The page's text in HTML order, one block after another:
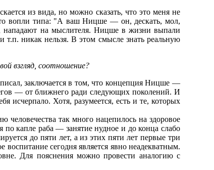
из вида, но можно сказать, что это меня не
то вопли типа: "А ваш Ницше — он, дескать, мол,
нападают на мыслителя. Ницше в жизни выпали
т.п. никак нельзя. В этом смысле знать реальную
взгляд, соотношение?
заключается в том, что концепция Ницше —
— от ближнего ради следующих поколений. И
исчерпало. Хотя, разумеется, есть и те, которых
так много нацепилось на здоровое
по капле раба — занятие нудное и до конца слабо
до пяти лет, а из этих пяти лет первые три
сегодня является явно неадекватным.
Для пояснения можно провести аналогию с